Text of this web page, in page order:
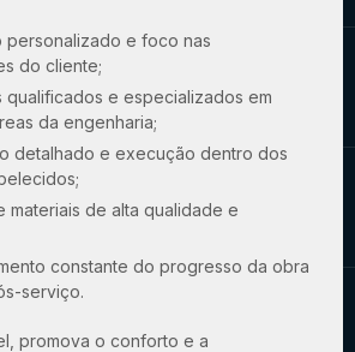
do cliente;
da engenharia;
serviço.
promova o conforto e a